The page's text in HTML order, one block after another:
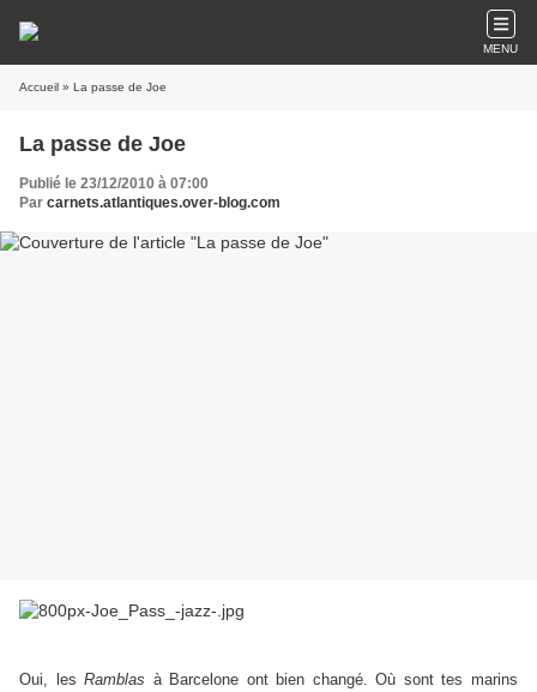
MENU
Accueil » La passe de Joe
La passe de Joe
Publié le 23/12/2010 à 07:00
Par carnets.atlantiques.over-blog.com
Oui, lesRamblas à Barcelone ont bien changé. Où sont tes marins